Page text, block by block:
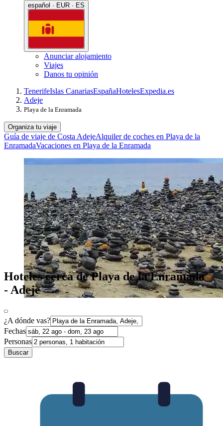
español · EUR · ES
Anunciar alojamiento
Viajes
Danos tu opinión
TenerifeIslas CanariasEspañaHotelesExpedia.es
Adeje
Playa de la Enramada
Organiza tu viaje
Guía de viaje de Costa AdejeAlquiler de coches en Playa de la
EnramadaVacaciones en Playa de la Enramada
Hoteles cerca de Playa de la Enramada
- Adeje
¿A dónde vas?
Fechas
Personas
Buscar